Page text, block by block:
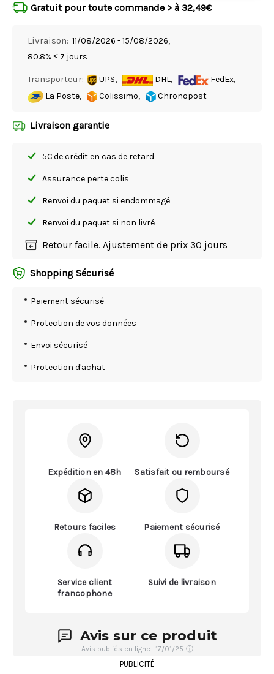
Gratuit pour toute commande > à 32,49€
Livraison: 11/08/2026 - 15/08/2026,
80.8% ≤ 7 jours
Transporteur: UPS, DHL,
FedEx,
La Poste,
Colissimo, Chronopost
Livraison garantie
5€ de crédit en cas de retard
Assurance perte colis
Renvoi du paquet si endommagé
Renvoi du paquet si non livré
Retour facile. Ajustement de prix 30 jours
Shopping Sécurisé
Paiement sécurisé
Protection de vos données
Envoi sécurisé
Protection d'achat
Expédition en 48h Satisfait ou remboursé
Retours faciles Paiement sécurisé
Service client
francophone
Suivi de livraison
Avis sur ce produit
Avis publiés en ligne · 17/01/25 ⓘ
PUBLICITÉ